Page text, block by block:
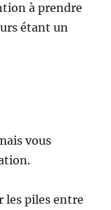
à prendre
étant un
vous
les piles entre